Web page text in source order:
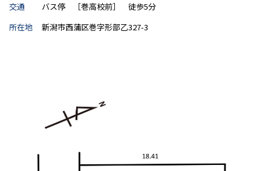
交通
バス停 ［巻高校前］ 徒歩5分
所在地
新潟市西蒲区巻字形部乙327-3